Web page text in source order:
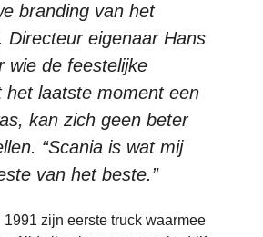
branding van het
Directeur eigenaar Hans
wie de feestelijke
het laatste moment een
kan zich geen beter
“Scania is wat mij
van het beste.”
1991 zijn eerste truck waarmee